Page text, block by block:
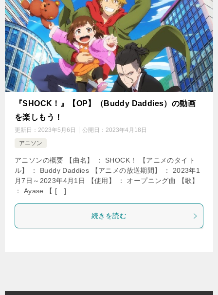
『SHOCK！』【OP】（Buddy Daddies）の動画
を楽しもう！
更新日： 2023年5月6日 公開日： 2023年4月18日
アニソン
アニソンの概要 【曲名】 ： SHOCK！ 【アニメのタイト
ル】 ： Buddy Daddies 【アニメの放送期間】 ： 2023年1
月7日～2023年4月1日 【使用】 ： オープニング曲 【歌】
： Ayase 【 […]
続きを読む